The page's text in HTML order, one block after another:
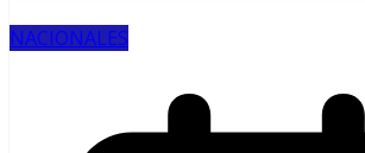
NACIONALES